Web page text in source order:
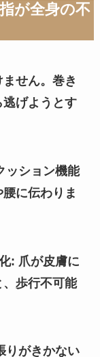
が全身の不
せん。巻き
げようとす
ッション機能
に伝わりま
: 爪が皮膚に
歩行不可能
りがきかない